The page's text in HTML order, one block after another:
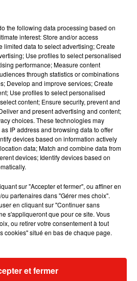
à 15h00 par Aurélie Amcn
!
à l'origine d'une des études,
précis qu'il faut absolument
cause, dans ce créneau
de l’ocytocine, l’hormone
ce qui, en d’autres
l’endormissement et
de notre sommeil.
de Fuego est terminée
fourmilier géant fait son retour
the following data processing based on
interest: Store and/or access
limited data to select advertising; Create
Use profiles to select personalised
performance; Measure content
through statistics or combinations
Develop and improve services; Create
Use profiles to select personalised
content; Ensure security, prevent and
and present advertising and content;
choices. These technologies may
IP address and browsing data to offer
devices based on information actively
data; Match and combine data from
devices; Identify devices based on
sur "Accepter et fermer", ou affiner en
partenaires dans "Gérer mes choix".
en cliquant sur "Continuer sans
s'appliqueront que pour ce site. Vous
ou retirer votre consentement à tout
cookies" situé en bas de chaque page.
et fermer